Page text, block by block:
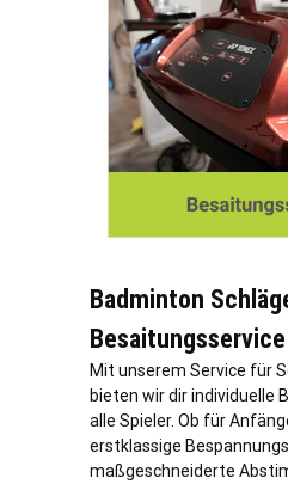
Badminton
Besaitungsservice
Mit unserem Service für
bieten wir dir individuelle
alle Spieler. Ob für
erstklassige
maßgeschneiderte